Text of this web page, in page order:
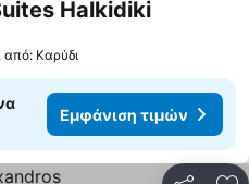
HalkidikiΕμφάνιση
από: Καρύδι
Εμφάνιση τιμών